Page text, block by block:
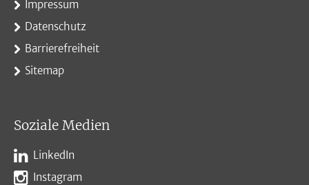
Impressum
Datenschutz
Barrierefreiheit
Sitemap
Soziale Medien
LinkedIn
Instagram